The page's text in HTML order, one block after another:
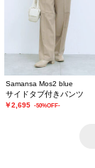
Samansa Mos2 blue
サイドタブ付きパンツ
￥2,695 -50%OFF-